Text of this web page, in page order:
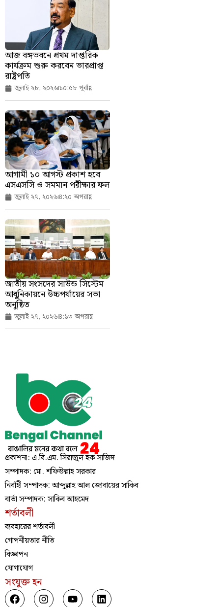
আজ বঙ্গভবনে প্রথম দাপ্তরিক
কার্যক্রম শুরু করবেন ভারপ্রাপ্ত
রাষ্ট্রপতি
জুলাই ২৮, ২০২৬১০:৫৮ পূর্বাহ্ণ
আগামী ১০ আগস্ট প্রকাশ হবে
এসএসসি ও সমমান পরীক্ষার ফল
জুলাই ২৭, ২০২৬৪:২০ অপরাহ্ণ
জাতীয় সংসদের সাউন্ড সিস্টেম
আধুনিকায়নে উচ্চপর্যায়ের সভা
অনুষ্ঠিত
জুলাই ২৭, ২০২৬৪:১৩ অপরাহ্ণ
প্রকাশনা: এ.বি.এম. সিরাজুল হক সাজিদ
সম্পাদক: মো. শফিউল্লাহ সরকার
নির্বাহী সম্পাদক: আব্দুল্লাহ আল জোবায়ের সাকিব
বার্তা সম্পাদক: সাকিব আহমেদ
শর্তাবলী
ব্যবহারের শর্তাবলী
গোপনীয়তার নীতি
বিজ্ঞাপন
যোগাযোগ
সংযুক্ত হন